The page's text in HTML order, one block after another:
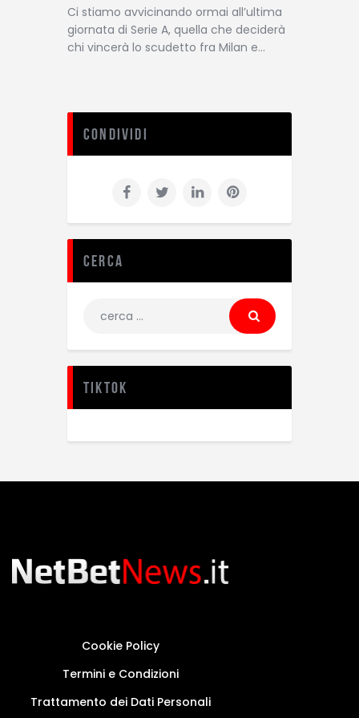
Ci stiamo avvicinando ormai all’ultima
giornata di Serie A, quella che deciderà
chi vincerà lo scudetto fra Milan e…
Condividi
Cerca
TikTok
Cookie Policy
Termini e Condizioni
Trattamento dei Dati Personali